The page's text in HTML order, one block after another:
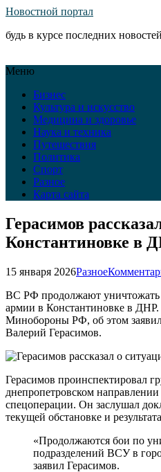
Новостной портал
будь в курсе последних новостей
Меню
Бизнес
Культура и искусство
Медицина и здоровье
Наука и техника
Путешествия
Политика
Спорт
Разное
Карта сайта
Герасимов
Константиновке в
15 января 2026Разное
ВС РФ продолжают уничтожать
армии в Константиновке в ДНР.
Минобороны РФ, об этом
Валерий Герасимов.
Герасимов проинспектировал
днепропетровском
спецоперации. Он заслушал
текущей обстановке и
«Продолжаются бои по
подразделений ВСУ в
заявил Герасимов.